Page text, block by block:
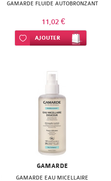
GAMARDE FLUIDE AUTOBRONZANT
11,02 €
Ajouter à ma liste d’envie
AJOUTER
GAMARDE
GAMARDE EAU MICELLAIRE